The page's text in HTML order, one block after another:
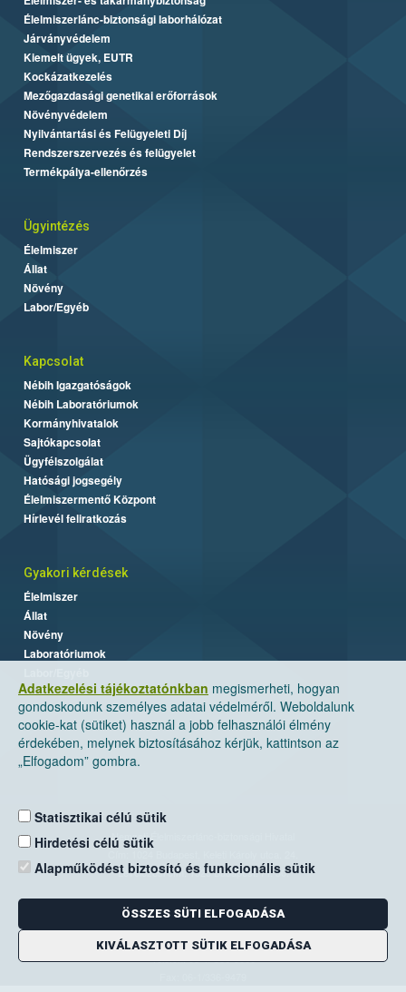
Adatkezelési tájékoztatónkban megismerheti, hogyan
gondoskodunk személyes adatai védelméről. Weboldalunk
cookie-kat (sütiket) használ a jobb felhasználói élmény
érdekében, melynek biztosításához kérjük, kattintson az
„Elfogadom” gombra.
Statisztikai célú sütik
Hirdetési célú sütik
Alapműködést biztosító és funkcionális sütik
ÖSSZES SÜTI ELFOGADÁSA
KIVÁLASZTOTT SÜTIK ELFOGADÁSA
Élelmiszerlánc-biztonsági laborhálózat
Járványvédelem
Kiemelt ügyek, EUTR
Kockázatkezelés
Mezőgazdasági genetikai erőforrások
Növényvédelem
Nyilvántartási és Felügyeleti Díj
Rendszerszervezés és felügyelet
Termékpálya-ellenőrzés
Ügyintézés
Élelmiszer
Állat
Növény
Labor/Egyéb
Kapcsolat
Nébih Igazgatóságok
Nébih Laboratóriumok
Kormányhivatalok
Sajtókapcsolat
Ügyfélszolgálat
Hatósági jogsegély
Élelmiszermentő Központ
Hírlevél feliratkozás
Gyakori kérdések
Élelmiszer
Állat
Növény
Laboratóriumok
Nemzeti Élelmiszerlánc-biztonsági Hivatal
Levelezési cím: 1525 Budapest. Pf. 30.
E-mail:ugyfelszolgalat@nebih.gov.hu
Zöld szám: 06-80/263-244
Telefon: 06-1/ 336-9000